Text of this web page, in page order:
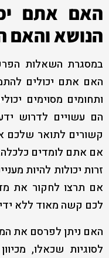
האם אתם
הנושא והאם
במסגרת השאלות
האם אתם יכולים
ותחומים מסוימים
הם עשויים לדרוש
קשורים לתואר שלכם
אם אתם לומדים כלכלה,
זרות יכולות להיות
אם תרצו לחקור את
לכם קשה מאוד ללא
האם ניתן לפרסם את
לסוגיות שכאלו,